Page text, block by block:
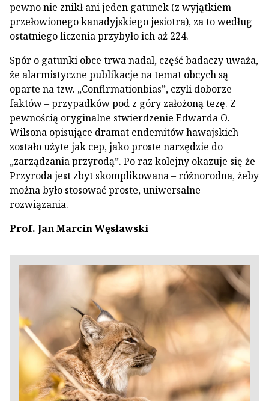
pewno nie znikł ani jeden gatunek (z wyjątkiem
przełowionego kanadyjskiego jesiotra), za to według
ostatniego liczenia przybyło ich aż 224.
Spór o gatunki obce trwa nadal, część badaczy uważa,
że alarmistyczne publikacje na temat obcych są
oparte na tzw. „Confirmationbias”, czyli doborze
faktów – przypadków pod z góry założoną tezę. Z
pewnością oryginalne stwierdzenie Edwarda O.
Wilsona opisujące dramat endemitów hawajskich
zostało użyte jak cep, jako proste narzędzie do
„zarządzania przyrodą”. Po raz kolejny okazuje się że
Przyroda jest zbyt skomplikowana – różnorodna, żeby
można było stosować proste, uniwersalne
rozwiązania.
Prof. Jan Marcin Węsławski